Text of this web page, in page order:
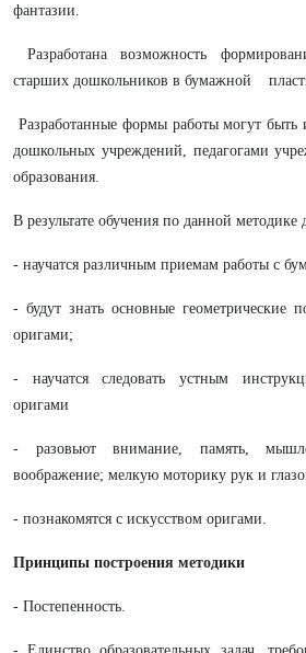
фантазии.
Разработана возможность
старших дошкольников в бумажной
Разработанные формы работы могут быть
дошкольных учреждений, педагогами
образования.
В результате обучения по данной методике
- научатся различным приемам работы с
- будут знать основные геометрические
оригами;
- научатся следовать устным
оригами
- разовьют внимание, память,
воображение; мелкую моторику рук и
- познакомятся с искусством оригами.
Принципы построения методики
- Постепенность.